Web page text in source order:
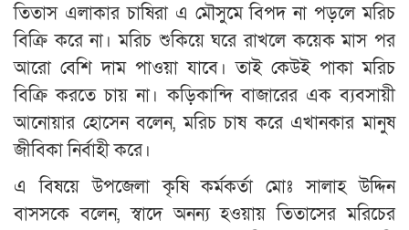
তিতাস এলাকার চাষিরা এ মৌসুমে বিপদ না পড়লে মরিচ
বিক্রি করে না। মরিচ শুকিয়ে ঘরে রাখলে কয়েক মাস পর
আরো বেশি দাম পাওয়া যাবে। তাই কেউই পাকা মরিচ
বিক্রি করতে চায় না। কড়িকান্দি বাজারের এক ব্যবসায়ী
আনোয়ার হোসেন বলেন, মরিচ চাষ করে এখানকার মানুষ
জীবিকা নির্বাহী করে।
এ বিষয়ে উপজেলা কৃষি কর্মকর্তা মোঃ সালাহ উদ্দিন
বাসসকে বলেন, স্বাদে অনন্য হওয়ায় তিতাসের মরিচের